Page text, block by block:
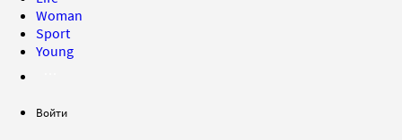
Woman
Sport
Young
Войти